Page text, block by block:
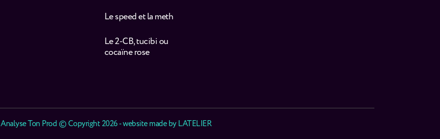
Le speed et la meth
Le 2-CB, tucibi ou
cocaïne rose
Analyse Ton Prod © Copyright 2026 - website made byLATELIER